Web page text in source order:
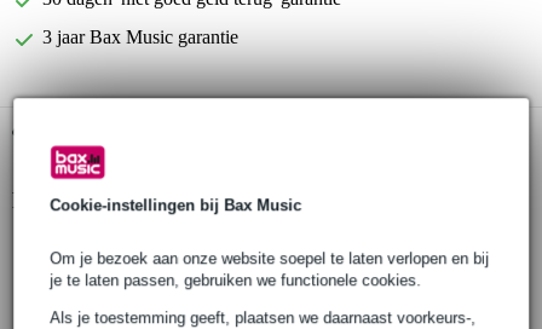
Cookie-instellingen bij Bax Music
Om je bezoek aan onze website soepel te laten verlopen en bij
je te laten passen, gebruiken we functionele cookies.
Als je toestemming geeft, plaatsen we daarnaast voorkeurs-,
3 jaar Bax Music garantie
Productinformatie
merk: SHZ
met staal binnenin